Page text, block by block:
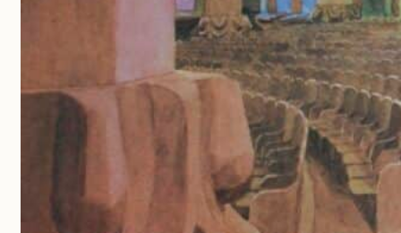
Aanmelden
nieuwsbrief
Meld je aan voor onze
nieuwsbrief om op de